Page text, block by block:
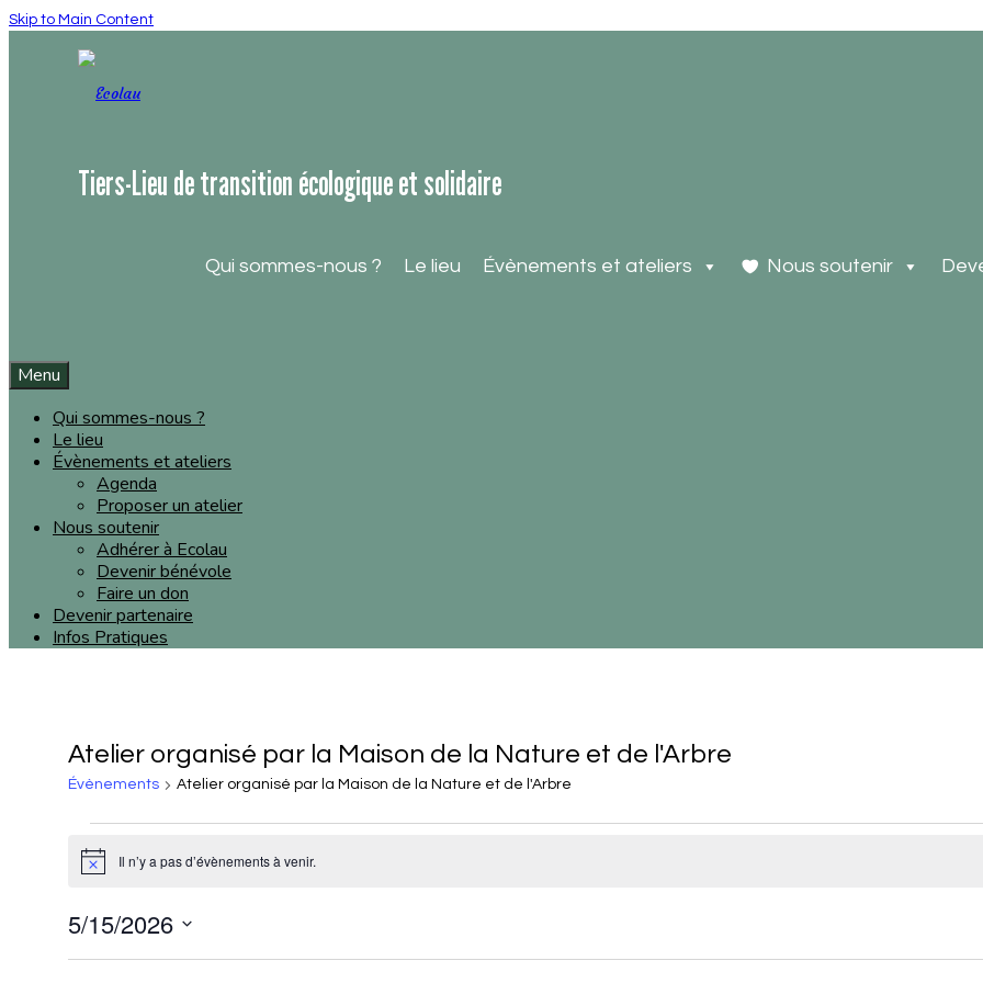
Skip to Main Content
Tiers-Lieu de transition écologique et solidaire
Qui sommes-nous ? Le lieu Évènements et ateliers Nous soutenir
Menu
Qui sommes-nous ?
Le lieu
Évènements et ateliers
Agenda
Proposer un atelier
Nous soutenir
Adhérer à Ecolau
Devenir bénévole
Faire un don
Devenir partenaire
Infos Pratiques
Atelier organisé par la Maison de la Nature et de l'Arbre
Évènements Atelier organisé par la Maison de la Nature et de l'Arbre
Notice Il n’y a pas d’évènements à venir.
5/15/2026